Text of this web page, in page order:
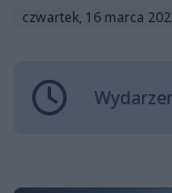
czwartek, 16 marca